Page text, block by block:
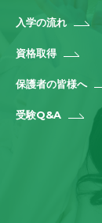
入学の流れ
資格取得
保護者の皆様へ
受験Q&A